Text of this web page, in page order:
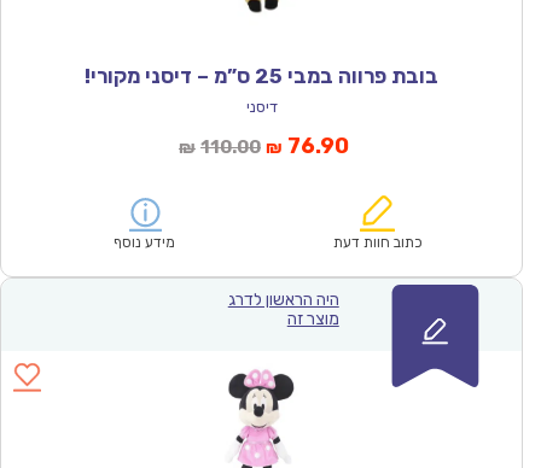
בובת פרווה במבי 25 ס”מ – דיסני מקורי!
דיסני
₪ 110.00המחיר
₪110.00.
₪ 76.90המחיר
הוא:
כתוב חוות דעת מידע נוסף
היה הראשון לדרג
מוצר זה